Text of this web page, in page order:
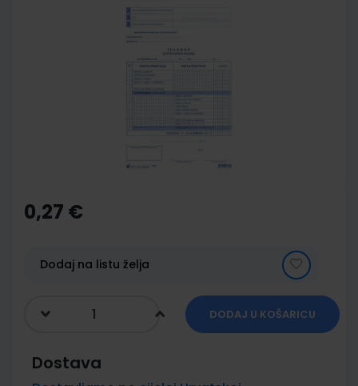
the
beginning
gallery
0,27 €
Dodaj na listu želja
DODAJ U KOŠARICU
Dostava